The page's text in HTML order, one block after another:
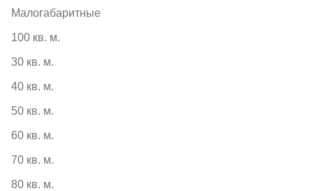
Малогабаритные
100 кв. м.
30 кв. м.
40 кв. м.
50 кв. м.
60 кв. м.
70 кв. м.
80 кв. м.